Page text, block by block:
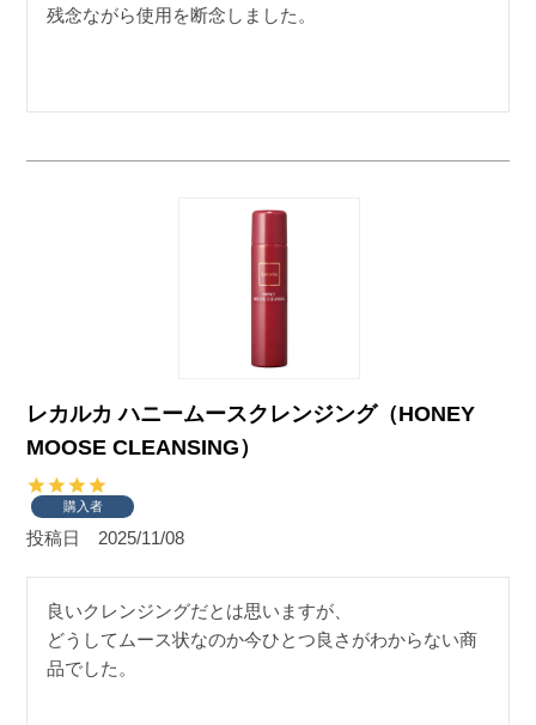
残念ながら使用を断念しました。
レカルカ ハニームースクレンジング（HONEY
MOOSE CLEANSING）
購入者
投稿日 2025/11/08
良いクレンジングだとは思いますが、
どうしてムース状なのか今ひとつ良さがわからない商
品でした。